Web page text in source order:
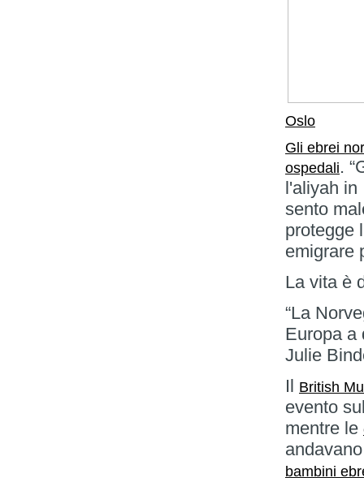
Oslo
Gli ebrei
ospedali.
l'aliyah in
sento
protegge
emigrare
La vita è
“La
Europa
Julie
Il British
evento
mentre le
bambini